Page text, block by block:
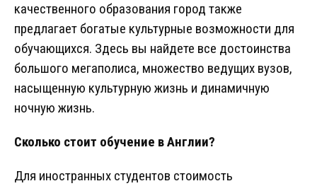
качественного образования город также
предлагает богатые культурные возможности для
обучающихся. Здесь вы найдете все достоинства
большого мегаполиса, множество ведущих вузов,
насыщенную культурную жизнь и динамичную
ночную жизнь.
Сколько стоит обучение в Англии?
Для иностранных студентов стоимость